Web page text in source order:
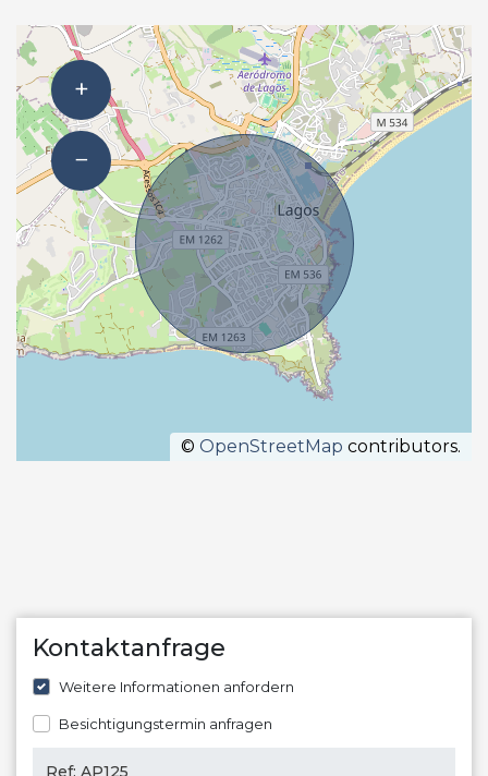
+
−
© OpenStreetMap contributors.
Kontaktanfrage
Weitere Informationen anfordern
Besichtigungstermin anfragen